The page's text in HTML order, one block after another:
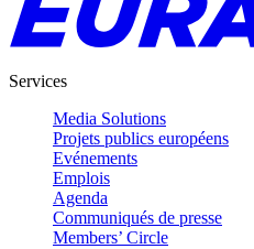
Services
Media Solutions
Projets publics européens
Evénements
Emplois
Agenda
Communiqués de presse
Members’ Circle